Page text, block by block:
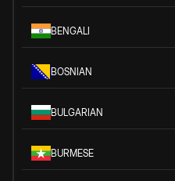
BENGALI
BOSNIAN
BULGARIAN
BURMESE